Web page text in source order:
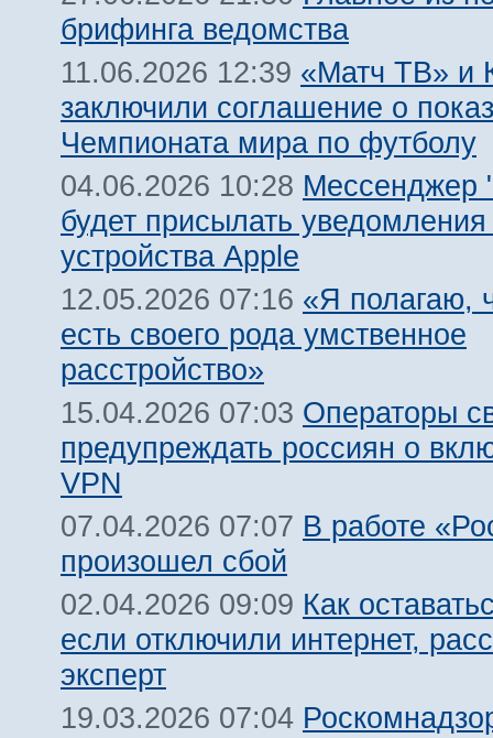
брифинга ведомства
11.06.2026 12:39 «Матч ТВ» и
заключили соглашение о
Чемпионата мира по футболу
04.06.2026 10:28 Мессенджер
будет присылать
устройства Apple
12.05.2026 07:16 «Я полагаю,
есть своего рода умственное
расстройство»
15.04.2026 07:03 Операторы
предупреждать россиян о
VPN
07.04.2026 07:07 В работе
произошел сбой
02.04.2026 09:09 Как
если отключили интернет,
эксперт
19.03.2026 07:04